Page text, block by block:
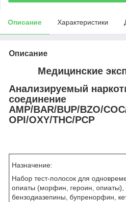
Описание Характеристики
Описание
Медицинские
Анализируемый
соединение
AMP/BAR/BUP/BZO/
OPI/OXY/THC/PCP
Назначение:
Набор тест-полосок для
опиаты (морфин, героин,
бензодиазепины, бупренорфин,